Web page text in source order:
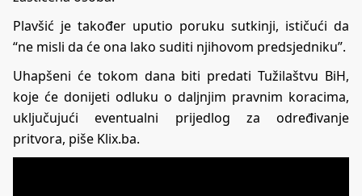
Plavšić je također uputio poruku sutkinji, ističući da
“ne misli da će ona lako suditi njihovom predsjedniku”.
Uhapšeni će tokom dana biti predati Tužilaštvu BiH,
koje će donijeti odluku o daljnjim pravnim koracima,
uključujući eventualni prijedlog za određivanje
pritvora, piše Klix.ba.